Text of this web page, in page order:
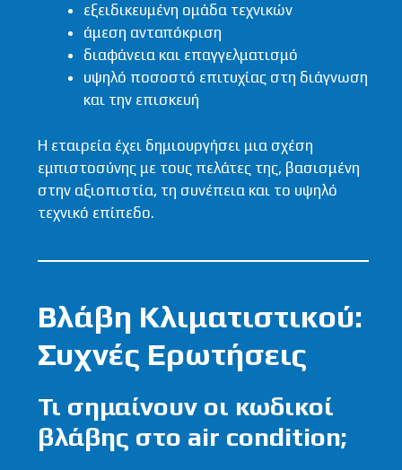
εξειδικευμένη ομάδα τεχνικών
άμεση ανταπόκριση
διαφάνεια και επαγγελματισμό
υψηλό ποσοστό επιτυχίας στη διάγνωση
και την επισκευή
Η εταιρεία έχει δημιουργήσει μια σχέση
εμπιστοσύνης με τους πελάτες της, βασισμένη
στην αξιοπιστία, τη συνέπεια και το υψηλό
τεχνικό επίπεδο.
Βλάβη Κλιματιστικού:
Συχνές Ερωτήσεις
Τι σημαίνουν οι κωδικοί
βλάβης στο air condition;